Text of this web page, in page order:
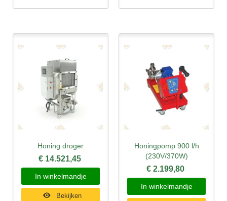
Honing droger
€ 14.521,45
In winkelmandje
Bekijken
Honingpomp 900 l/h
(230V/370W)
€ 2.199,80
In winkelmandje